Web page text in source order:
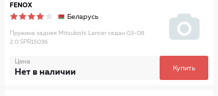
FENOX
Беларусь
Пружина задняя Mitsubishi Lancer седан 03-08
2.0 SPR15036
Цена
Нет в наличии Купить